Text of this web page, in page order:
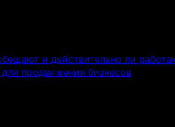
и действительно ли
продвижения бизнесов